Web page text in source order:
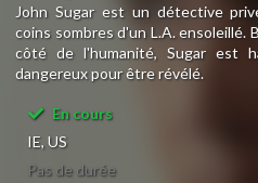
John Sugar est un détective
coins sombres d'un L.A. ensoleillé.
côté de l'humanité, Sugar est
dangereux pour être révélé.
En cours
IE, US
Pas de durée